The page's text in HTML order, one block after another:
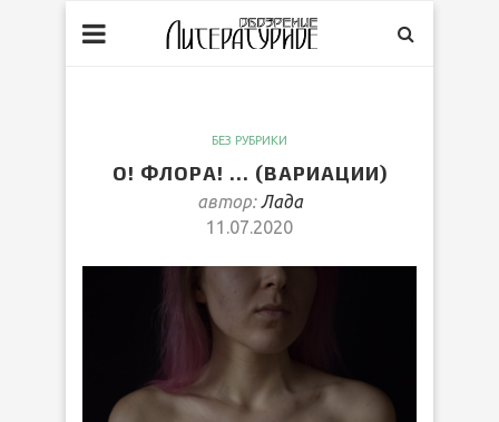
БЕЗ РУБРИКИ
О! ФЛОРА! … (ВАРИАЦИИ)
автор:Лада
11.07.2020